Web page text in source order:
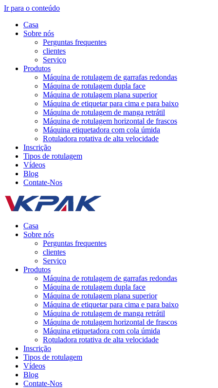
Ir para o conteúdo
Casa
Sobre nós
Perguntas frequentes
clientes
Serviço
Produtos
Máquina de rotulagem de garrafas redondas
Máquina de rotulagem dupla face
Máquina de rotulagem plana superior
Máquina de etiquetar para cima e para baixo
Máquina de rotulagem de manga retrátil
Máquina de rotulagem horizontal de frascos
Máquina etiquetadora com cola úmida
Rotuladora rotativa de alta velocidade
Inscrição
Tipos de rotulagem
Vídeos
Blog
Contate-Nos
Casa
Sobre nós
Perguntas frequentes
clientes
Serviço
Produtos
Máquina de rotulagem de garrafas redondas
Máquina de rotulagem dupla face
Máquina de rotulagem plana superior
Máquina de etiquetar para cima e para baixo
Máquina de rotulagem de manga retrátil
Máquina de rotulagem horizontal de frascos
Máquina etiquetadora com cola úmida
Rotuladora rotativa de alta velocidade
Inscrição
Tipos de rotulagem
Vídeos
Blog
Contate-Nos